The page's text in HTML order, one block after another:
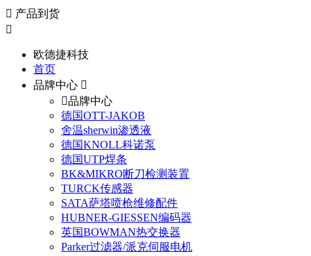
产品到货
欧德捷科技
首页
品牌中心
品牌中心
德国OTT-JAKOB
舍温sherwin渗透液
德国KNOLL科诺泵
德国UTP焊条
BK&MIKRO断刀检测装置
TURCK传感器
SATA萨塔喷枪维修配件
HUBNER-GIESSEN编码器
英国BOWMAN热交换器
Parker过滤器/派克伺服电机